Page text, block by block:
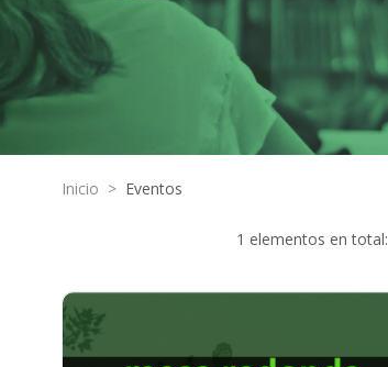
Inicio > Eventos
1 elementos en total: